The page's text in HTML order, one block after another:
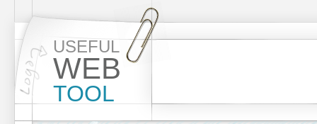
USEFUL
WEB
TOOL